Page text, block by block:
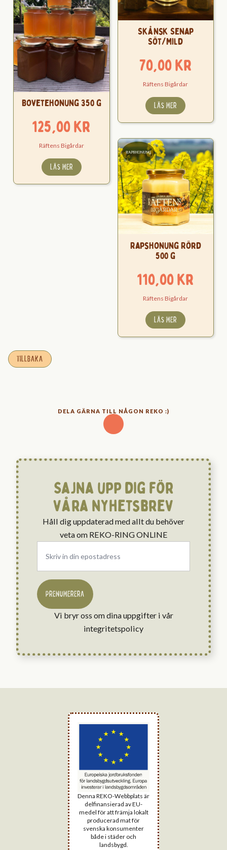
Skånsk Senap
Söt/Mild
70,00kr
Räftens Bigårdar
LÄS MER
Bovetehonung 350 g
125,00kr
Räftens Bigårdar
LÄS MER
Rapshonung Rörd
500 g
110,00kr
Räftens Bigårdar
LÄS MER
TILLBAKA
DELA GÄRNA TILL NÅGON REKO :)
Sajna upp dig för
våra nyhetsbrev
Håll dig uppdaterad med allt du behöver
veta om REKO-RING ONLINE
Email
PRENUMERERA
Vi bryr oss om dina uppgifter i vår
integritetspolicy
Denna REKO-Webbplats är
delfinansierad av EU-
medel för att främja lokalt
producerad mat för
svenska konsumenter
både i städer och
landsbygd.